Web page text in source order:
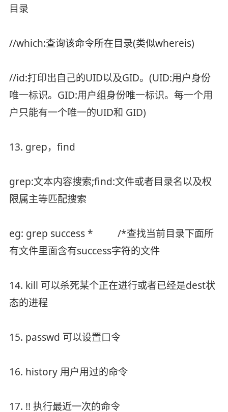
目录
//which:查询该命令所在目录(类似whereis)
//id:打印出自己的UID以及GID。(UID:用户身份
唯一标识。GID:用户组身份唯一标识。每一个用
户只能有一个唯一的UID和 GID)
13. grep，find
grep:文本内容搜索;find:文件或者目录名以及权
限属主等匹配搜索
eg: grep success * /*查找当前目录下面所
有文件里面含有success字符的文件
14. kill 可以杀死某个正在进行或者已经是dest状
态的进程
15. passwd 可以设置口令
16. history 用户用过的命令
17. !! 执行最近一次的命令